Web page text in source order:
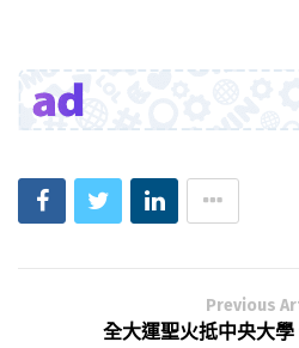
Previous
全大運聖火抵中央大